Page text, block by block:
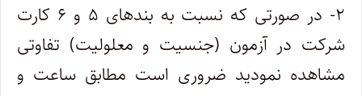
۲- در صورتی که نسبت به بندهای ۵ و ۶ کارت
شرکت در آزمون (جنسیت و معلولیت) تفاوتی
مشاهده نمودید ضروری است مطابق ساعت و